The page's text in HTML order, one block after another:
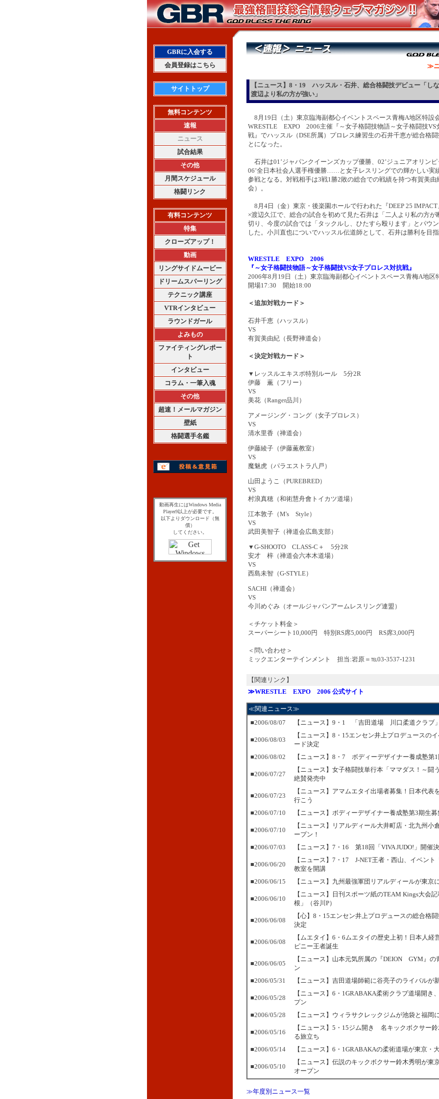
GBRに入会する
会員登録はこちら
サイトトップ
無料コンテンツ
速報
ニュース
試合結果
その他
月間スケジュール
格闘リンク
有料コンテンツ
特集
クローズアップ！
動画
リングサイドムービー
ドリームスパーリング
テクニック講座
VTRインタビュー
ラウンドガール
よみもの
ファイティングレポー
ト
インタビュー
コラム・一筆入魂
その他
超速！メールマガジン
壁紙
格闘選手名鑑
動画再生にはWindows Media
Player9以上が必要です。
以下よりダウンロード（無
償）
してください。
≫ニ
【ニュース】8・19 ハッスル・石井、総合格闘技デビュー「し
渡辺より私の方が強い」
8月19日（土）東京臨海副都心イベントスペース青梅A地区特設
WRESTLE EXPO 2006主催『～女子格闘技物語～女子格闘技VS
戦』でハッスル（DSE所属）プロレス練習生の石井千恵が総合格
とになった。
石井は01’ジャパンクイーンズカップ優勝、02’ジュニアオリンピ
06’全日本社会人選手権優勝……と女子レスリングでの輝かしい実
参戦となる。対戦相手は3戦1勝2敗の総合での戦績を持つ有賀美由
会）。
8月4日（金）東京・後楽園ホールで行われた『DEEP 25 IMPACT
×渡辺久江で、総合の試合を初めて見た石井は「二人より私の方が
切り、今度の試合では「タックルし、ひたすら殴ります」とパウ
した。小川直也についでハッスル伝道師として、石井は勝利を目指
WRESTLE EXPO 2006
『～女子格闘技物語～女子格闘技VS女子プロレス対抗戦』
2006年8月19日（土）東京臨海副都心イベントスペース青梅A地区
開場17:30 開始18:00
＜追加対戦カード＞
石井千恵（ハッスル）
VS
有賀美由紀（長野禅道会）
＜決定対戦カード＞
▼レッスルエキスポ特別ルール 5分2R
伊藤 薫（フリー）
VS
美花（Ranger品川）
アメージング・コング（女子プロレス）
VS
清水里香（禅道会）
伊藤綾子（伊藤薫教室）
VS
魔魅虎（パラエストラ八戸）
山田ようこ（PUREBRED）
VS
村浪真穂（和術慧舟會トイカツ道場）
江本敦子（M's Style）
VS
武田美智子（禅道会広島支部）
▼G-SHOOTO CLASS-C＋ 5分2R
安才 梓（禅道会六本木道場）
VS
西島未智（G-STYLE）
SACHI（禅道会）
VS
今川めぐみ（オールジャパンアームレスリング連盟）
＜チケット料金＞
スーパーシート10,000円 特別RS席5,000円 RS席3,000円
＜問い合わせ＞
ミックエンターテインメント 担当:岩原＝℡03-3537-1231
【関連リンク】
≫WRESTLE EXPO 2006 公式サイト
≪関連ニュース≫
■2006/08/07
【ニュース】9・1 「吉田道場 川口柔道クラブ
■2006/08/03
【ニュース】8・15エンセン井上プロデュースの
ード決定
■2006/08/02
【ニュース】8・7 ボディーデザイナー養成塾第
■2006/07/27
【ニュース】女子格闘技単行本「ママダス！～闘
絶賛発売中
■2006/07/23
【ニュース】アマムエタイ出場者募集！日本代表
行こう
■2006/07/10
【ニュース】ボディーデザイナー養成塾第3期生募
■2006/07/10
【ニュース】リアルディール大井町店・北九州小
ープン！
■2006/07/03
【ニュース】7・16 第18回「VIVA JUDO!」開催
■2006/06/20
【ニュース】7・17 J-NET王者・西山、イベント
教室を開講
■2006/06/15
【ニュース】九州最強軍団リアルディールが東京
■2006/06/10
【ニュース】日刊スポーツ紙のTEAM Kings大会
根」（谷川P）
■2006/06/08
【心】8・15エンセン井上プロデュースの総合格
決定
■2006/06/08
【ムエタイ】6・6ムエタイの歴史上初！日本人経
ピニー王者誕生
■2006/06/05
【ニュース】山本元気所属の『DEION GYM』の
ン
■2006/05/31
【ニュース】吉田道場師範に谷亮子のライバルが
■2006/05/28
【ニュース】6・1GRABAKA柔術クラブ道場開き
プン
■2006/05/28
【ニュース】ウィラサクレックジムが池袋と福岡
■2006/05/16
【ニュース】5・15ジム開き 名キックボクサー
る旅立ち
■2006/05/14
【ニュース】6・1GRABAKAの柔術道場が東京・
■2006/05/10
【ニュース】伝説のキックボクサー鈴木秀明が東
オープン
≫年度別ニュース一覧